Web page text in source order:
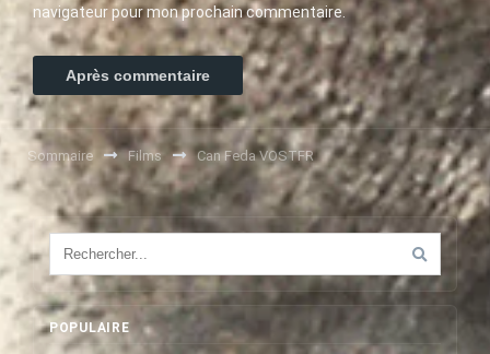
navigateur pour mon prochain commentaire.
Sommaire Films Can Feda VOSTFR
POPULAIRE